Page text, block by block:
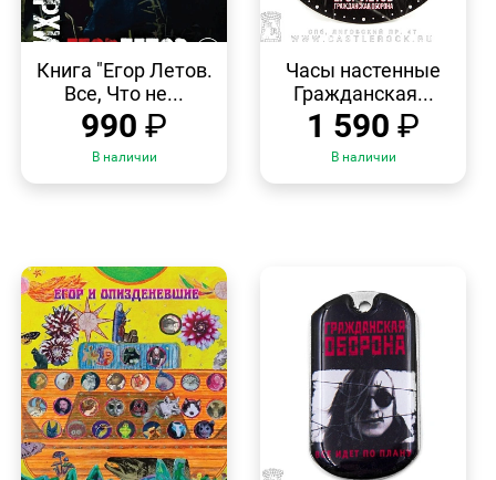
ПРОСМОТР
Книга "Егор Летов.
Все, Что не...
990 ₽
В наличии
ПРОСМОТР
Часы настенные
Гражданская...
1 590 ₽
В наличии